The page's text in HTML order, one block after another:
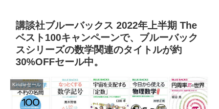
講談社ブルーバックス 2022年上半期 The
ベスト100キャンペーンで、ブルーバック
スシリーズの数学関連のタイトルが約
30%OFFセール中。
Kindleセール